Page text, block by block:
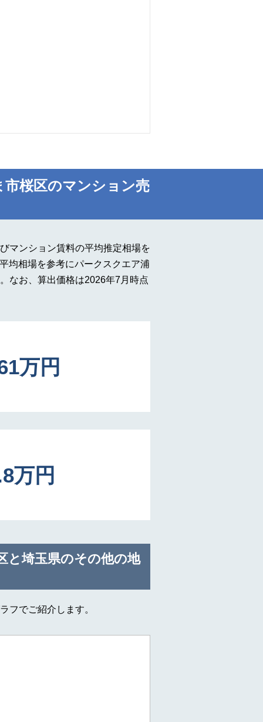
桜区のマンション売
マンション賃料の平均推定相場を
均相場を参考にパークスクエア浦
なお、算出価格は2026年7月時点
万円
万円
と埼玉県のその他の地
フでご紹介します。